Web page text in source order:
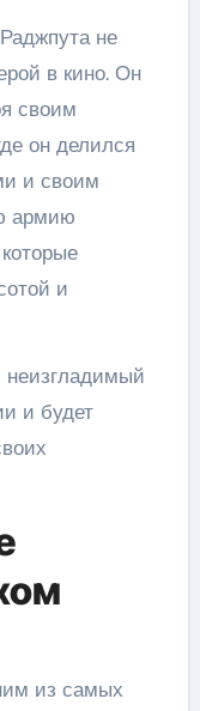
не
в кино. Он
своим
он делился
и своим
армию
и
и будет
из самых